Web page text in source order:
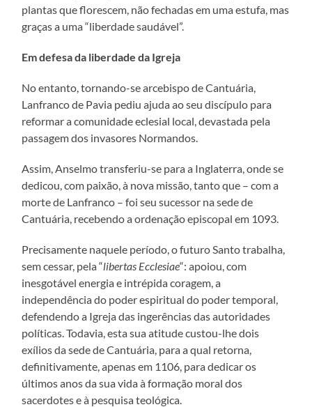
plantas que florescem, não fechadas em uma estufa, mas
graças a uma “liberdade saudável”.
Em defesa da liberdade da Igreja
No entanto, tornando-se arcebispo de Cantuária,
Lanfranco de Pavia pediu ajuda ao seu discípulo para
reformar a comunidade eclesial local, devastada pela
passagem dos invasores Normandos.
Assim, Anselmo transferiu-se para a Inglaterra, onde se
dedicou, com paixão, à nova missão, tanto que – com a
morte de Lanfranco – foi seu sucessor na sede de
Cantuária, recebendo a ordenação episcopal em 1093.
Precisamente naquele período, o futuro Santo trabalha,
sem cessar, pela “libertas Ecclesiae“: apoiou, com
inesgotável energia e intrépida coragem, a
independência do poder espiritual do poder temporal,
defendendo a Igreja das ingerências das autoridades
políticas. Todavia, esta sua atitude custou-lhe dois
exílios da sede de Cantuária, para a qual retorna,
definitivamente, apenas em 1106, para dedicar os
últimos anos da sua vida à formação moral dos
sacerdotes e à pesquisa teológica.